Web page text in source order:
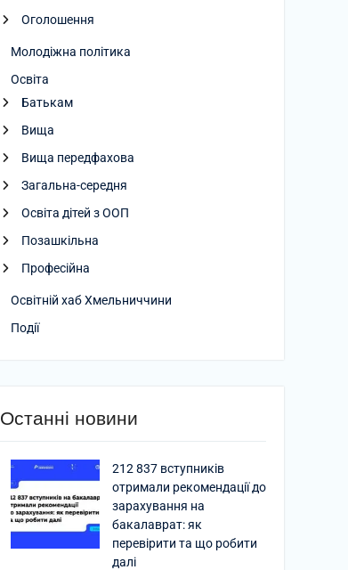
Оголошення
Молодіжна політика
Освіта
Батькам
Вища
Вища передфахова
Загальна-середня
Освіта дітей з ООП
Позашкільна
Професійна
Освітній хаб Хмельниччини
Події
Останні новини
212 837 вступників
отримали рекомендації до
зарахування на
бакалаврат: як
перевірити та що робити
далі